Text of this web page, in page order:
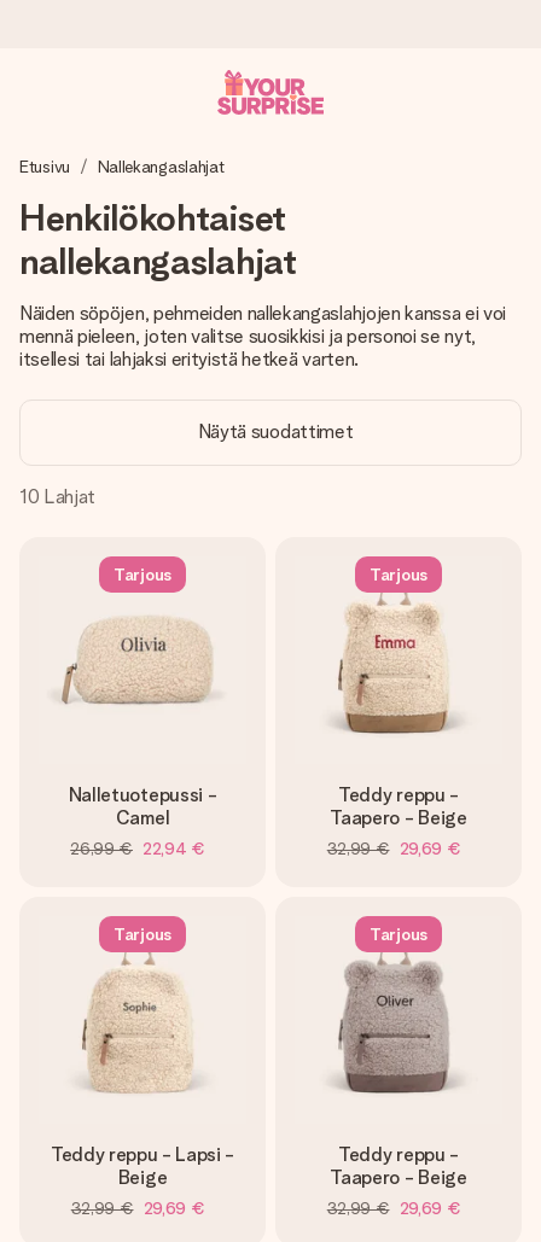
Valmistamme lahjasi huolella ja lähetämme sen hetkessä,
merkitystä.
4,8 (+15 000 arvostelun perusteella)
Lahjamme inspiroivat. Asiakkaiden arvosana on 4,8 Google
Ilmainen tervehdyskortti
Etusivu Nallekangaslahjat
Henkilökohtaiset
nallekangaslahjat
Näiden söpöjen, pehmeiden nallekangaslahjojen kanssa ei voi
mennä pieleen, joten valitse suosikkisi ja personoi se nyt,
itsellesi tai lahjaksi erityistä hetkeä varten.
Näytä suodattimet
10 Lahjat
Tarjous
Nalletuotepussi -
Camel
26,99 € 22,94 €
Tarjous
Teddy reppu -
Taapero - Beige
32,99 € 29,69 €
Tarjous
Teddy reppu - Lapsi -
Beige
32,99 € 29,69 €
Tarjous
Teddy reppu -
Taapero - Beige
32,99 € 29,69 €